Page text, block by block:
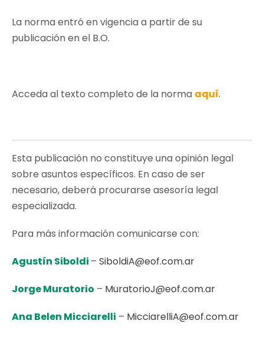
La norma entró en vigencia a partir de su
publicación en el B.O.
Acceda al texto completo de la norma aquí.
Esta publicación no constituye una opinión legal
sobre asuntos específicos. En caso de ser
necesario, deberá procurarse asesoría legal
especializada.
Para más información comunicarse con:
Agustín Siboldi – SiboldiA@eof.com.ar
Jorge Muratorio – MuratorioJ@eof.com.ar
Ana Belen Micciarelli – MicciarelliA@eof.com.ar